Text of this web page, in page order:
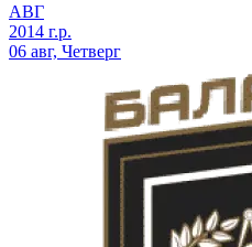
АВГ
2014 г.р.
06 авг, Четверг